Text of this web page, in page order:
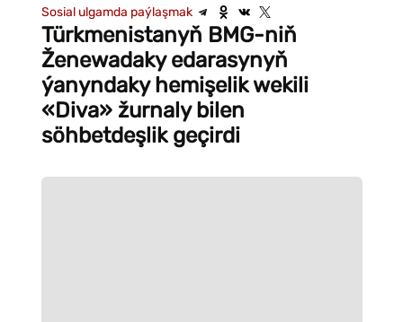
Sosial ulgamda paýlaşmak
Türkmenistanyň BMG-niň
Ženewadaky edarasynyň
ýanyndaky hemişelik wekili
«Diva» žurnaly bilen
söhbetdeşlik geçirdi